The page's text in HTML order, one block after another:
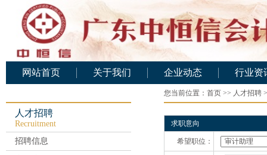
网站首页 关于我们
人力资源
基础设施
企业动态
企业动态
行业资
行业资
人才招聘
Recruitment
招聘信息
您当前位置： 首页 >> 人才招聘
求职意向
希望职位：